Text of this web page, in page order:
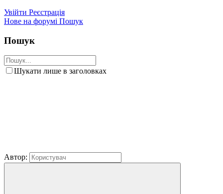
Увійти Реєстрація
Нове на форумі Пошук
Пошук
Шукати лише в заголовках
Автор: